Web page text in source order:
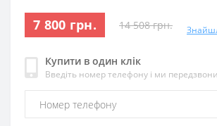
7 800 грн. 14 508 грн.
Купити в один клік
Введіть номер телефону і ми